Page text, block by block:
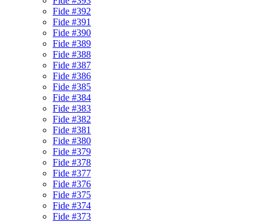
Fide #392
Fide #391
Fide #390
Fide #389
Fide #388
Fide #387
Fide #386
Fide #385
Fide #384
Fide #383
Fide #382
Fide #381
Fide #380
Fide #379
Fide #378
Fide #377
Fide #376
Fide #375
Fide #374
Fide #373